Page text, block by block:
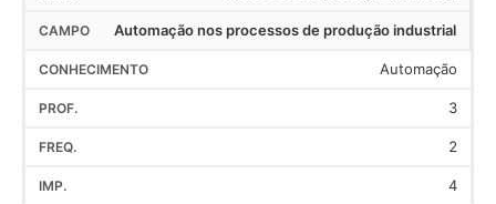
Automação nos processos de produção industrial
Automação
3
2
4